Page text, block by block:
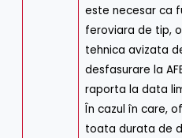
este necesar ca
feroviara de tip,
tehnica avizata
desfasurare la
raporta la data
În cazul în care,
toata durata de